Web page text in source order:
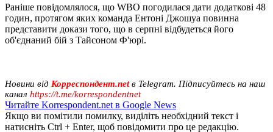
Раніше повідомлялося, що WBO погодилася дати додаткові 48
годин, протягом яких команда Ентоні Джошуа повинна
представити докази того, що в серпні відбудеться його
об'єднаний бій з Тайсоном Ф'юрі.
Новини від Корреспондент.netв Telegram. Підписуйтесь на наш
канал https://t.me/korrespondentnet
Читайте Korrespondent.net в Google News
Якщо ви помітили помилку, виділіть необхідний текст і
натисніть Ctrl + Enter, щоб повідомити про це редакцію.